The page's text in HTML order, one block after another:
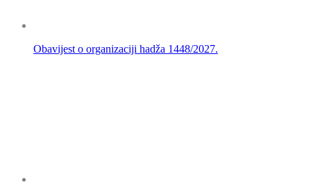
Obavijest o organizaciji hadža 1448/2027.